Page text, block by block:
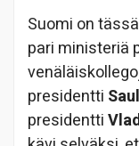
Suomi on
pari ministeriä
presidentti
presidentti